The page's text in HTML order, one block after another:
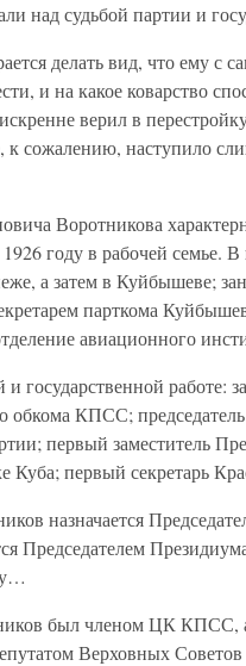
над судьбой партии и
делать вид, что ему с
и на какое коварство
верил в
к сожалению, наступило
Воротникова
году в рабочей семье.
а затем в Куйбышеве;
парткома
авиационного
государственной работе:
обкома КПСС;
первый заместитель
Куба; первый секретарь
назначается
Председателем
был членом ЦК КПСС,
Верховных